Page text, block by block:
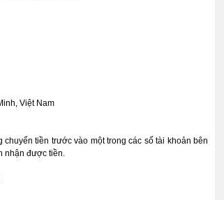
Việt Nam
tiền trước vào một trong các số tài khoản bên
nhận được tiền.